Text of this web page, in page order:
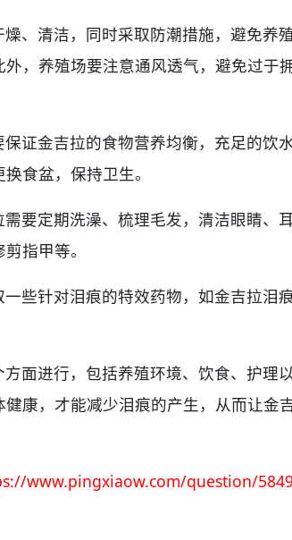
、清洁，同时采取防潮措施，避免养
，养殖场要注意通风透气，避免过于
证金吉拉的食物营养均衡，充足的饮
食盆，保持卫生。
要定期洗澡、梳理毛发，清洁眼睛、
指甲等。
些针对泪痕的特效药物，如金吉拉泪
面进行，包括养殖环境、饮食、护理
康，才能减少泪痕的产生，从而让金
www.pingxiaow.com/question/